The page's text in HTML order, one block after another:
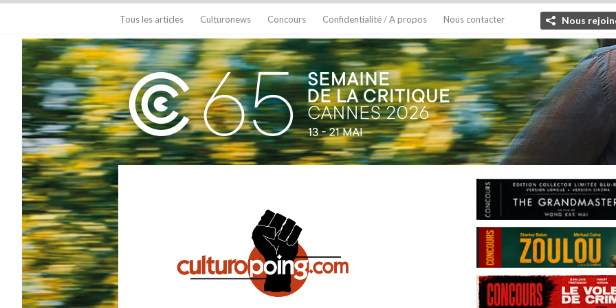
Tous les articles Culturonews Concours Confidentialité / A propos Nous contacter Nous